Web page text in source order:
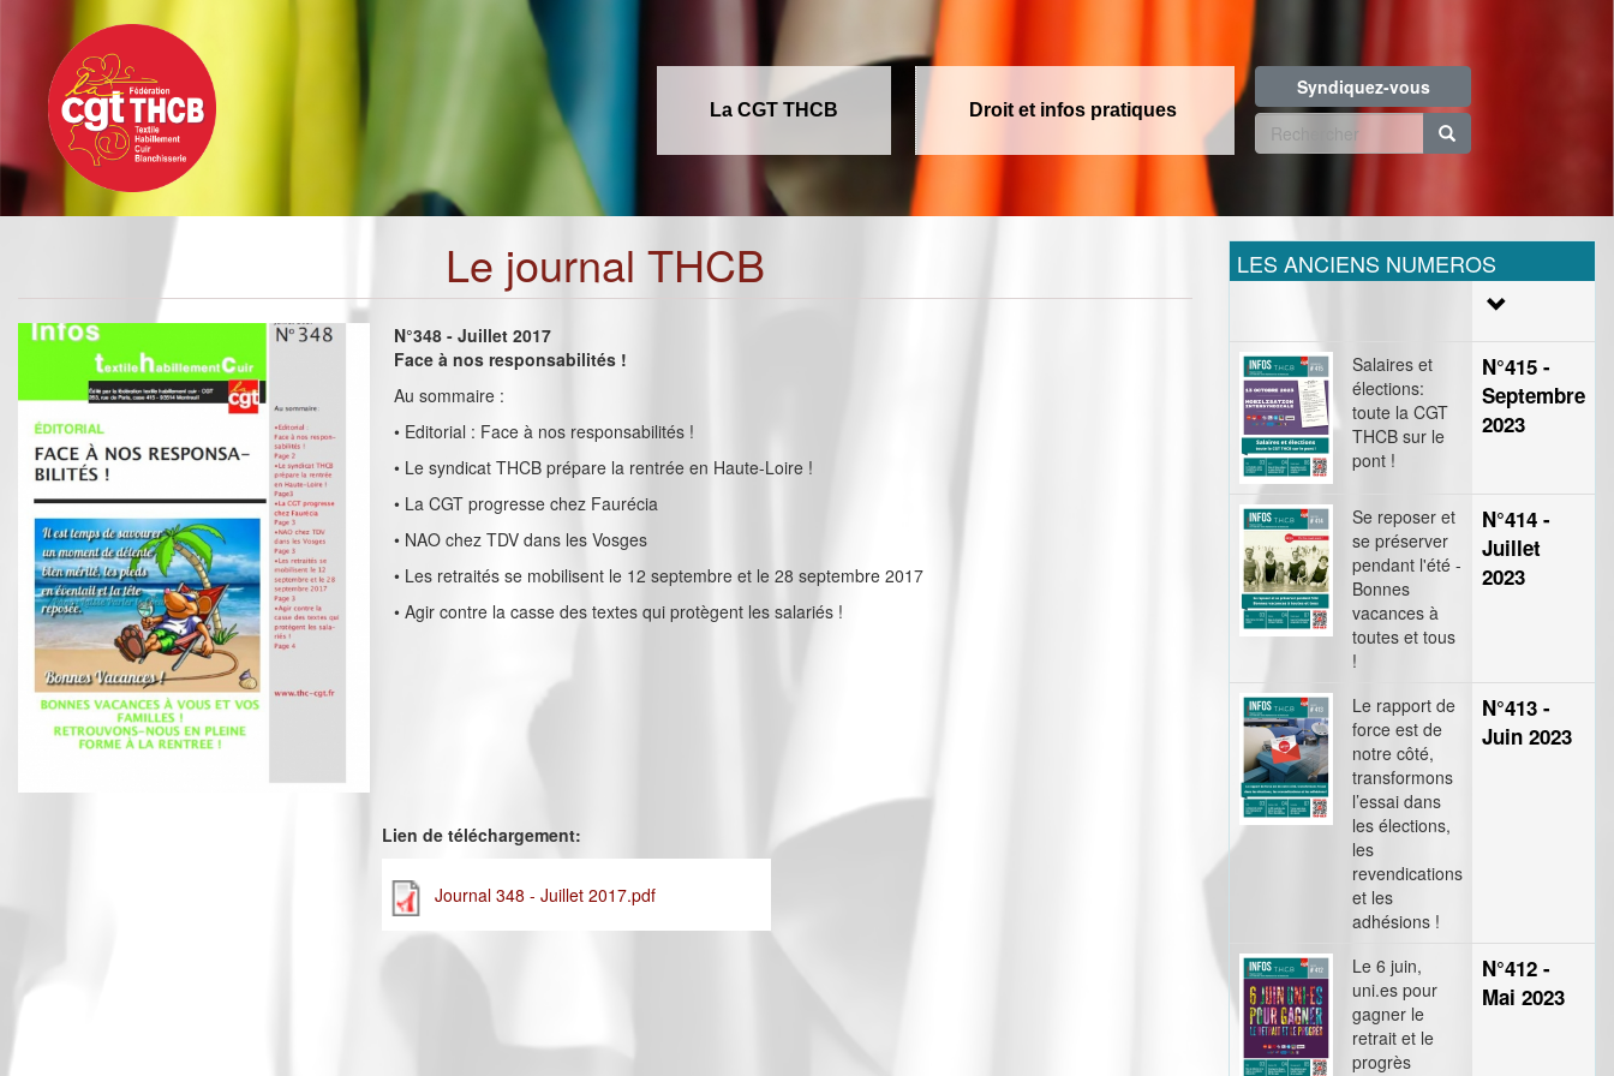
contenu
principal
La CGT THCB Droit et infos pratiques
Syndiquez-vous
Formulaire
recherche
Le journal THCB
N°348 - Juillet 2017
Face à nos responsabilités !
Au sommaire :
• Editorial : Face à nos responsabilités !
• Le syndicat THCB prépare la rentrée en Haute-Loire !
• La CGT progresse chez Faurécia
• NAO chez TDV dans les Vosges
• Les retraités se mobilisent le 12 septembre et le 28 septembre 2017
• Agir contre la casse des textes qui protègent les salariés !
Lien de téléchargement:
Journal 348 - Juillet 2017.pdf
LES ANCIENS NUMEROS
Salaires et
élections:
toute la CGT
THCB sur le
pont !
N°415 -
Septembre
2023
Se reposer et
se préserver
pendant l'été -
Bonnes
vacances à
toutes et tous
!
N°414 -
Juillet
2023
Le rapport de
force est de
notre côté,
transformons
l’essai dans
les élections,
les
revendications
et les
adhésions !
N°413 -
Juin 2023
Le 6 juin,
uni.es pour
gagner le
retrait et le
progrès
N°412 -
Mai 2023